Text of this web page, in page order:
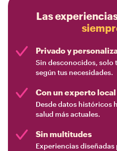
Las
Privado y
Sin desconocidos, solo
según tus necesidades.
Con un experto local
Desde datos históricos
salud más actuales.
Sin multitudes
Experiencias diseñadas